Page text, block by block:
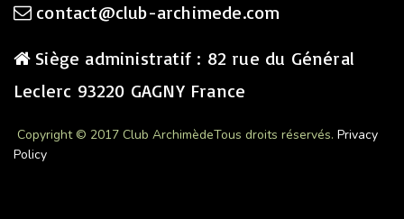
contact@club-archimede.com
Siège administratif : 82 rue du Général
Leclerc 93220 GAGNY France
Copyright © 2017 Club ArchimèdeTous droits réservés. Privacy
Policy